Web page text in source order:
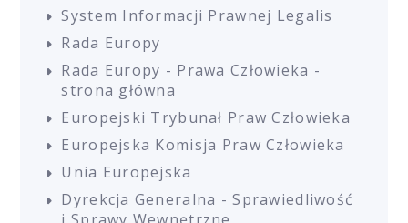
System Informacji Prawnej Legalis
Rada Europy
Rada Europy - Prawa Człowieka -
strona główna
Europejski Trybunał Praw Człowieka
Europejska Komisja Praw Człowieka
Unia Europejska
Dyrekcja Generalna - Sprawiedliwość